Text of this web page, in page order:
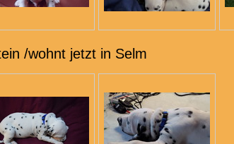
/wohnt jetzt in Selm